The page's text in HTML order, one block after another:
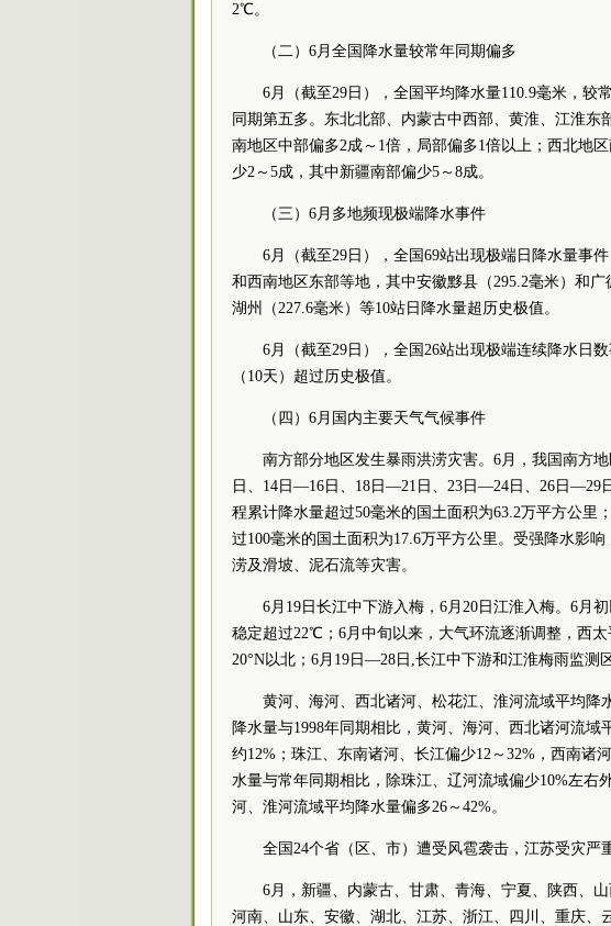
2℃。
（二）6月全国降水量较常年同期偏多
6月（截至29日），全国平均降水量110.9毫米，较
同期第五多。东北北部、内蒙古中西部、黄淮、江淮
南地区中部偏多2成～1倍，局部偏多1倍以上；西北地
少2～5成，其中新疆南部偏少5～8成。
（三）6月多地频现极端降水事件
6月（截至29日），全国69站出现极端日降水量事
和西南地区东部等地，其中安徽黟县（295.2毫米）和
湖州（227.6毫米）等10站日降水量超历史极值。
6月（截至29日），全国26站出现极端连续降水日
（10天）超过历史极值。
（四）6月国内主要天气气候事件
南方部分地区发生暴雨洪涝灾害。6月，我国南方
日、14日—16日、18日—21日、23日—24日、26日—29
程累计降水量超过50毫米的国土面积为63.2万平方公
过100毫米的国土面积为17.6万平方公里。受强降水影
涝及滑坡、泥石流等灾害。
6月19日长江中下游入梅，6月20日江淮入梅。6月
稳定超过22℃；6月中旬以来，大气环流逐渐调整，西
20°N以北；6月19日—28日,长江中下游和江淮梅雨监测
黄河、海河、西北诸河、松花江、淮河流域平均降
降水量与1998年同期相比，黄河、海河、西北诸河流
约12%；珠江、东南诸河、长江偏少12～32%，西南诸
水量与常年同期相比，除珠江、辽河流域偏少10%左右
河、淮河流域平均降水量偏多26～42%。
全国24个省（区、市）遭受风雹袭击，江苏受灾严
6月，新疆、内蒙古、甘肃、青海、宁夏、陕西、
河南、山东、安徽、湖北、江苏、浙江、四川、重庆、